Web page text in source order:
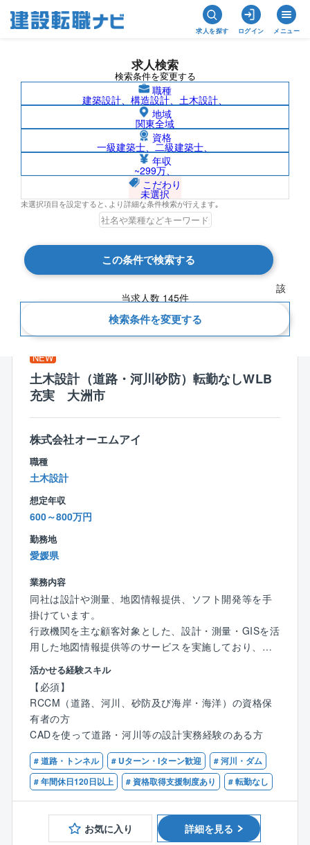
求人を探す ログイン メニュー
求人検索
検索条件を変更する
職種
建築設計、構造設計、土木設計、
地域
関東全域
資格
一級建築士、二級建築士、
年収
~299万、
こだわり
未選択
未選択項目を設定すると､より詳細な条件検索が行えます｡
この条件で検索する
該
当求人数 145件
検索条件を変更する
愛媛県の求人検索結果一覧
検索結果 145 件
現在の検索条件
NEW
土木設計（道路・河川砂防）転勤なしWLB
充実 大洲市
株式会社オーエムアイ
職種
土木設計
想定年収
600～800万円
勤務地
愛媛県
業務内容
同社は設計や測量、地図情報提供、ソフト開発等を手
掛けています。
行政機関を主な顧客対象とした、設計・測量・GISを活
用した地図情報提供等のサービスを実施しており、北
は岩手県、南は熊本県まで広いサービスエリアに発信
しています。独自に開発し特許を持つ『地図情報サー
ビスシステム』については、他社の追随を許さず、ま
すます需要が増加しています。行政機関からの依頼を
受けて、着実に受注業績を伸ばしています。
■「えひめが誇るスゴ技201選」にも同社の地理情報シ
ステムを用いた農政業務の支援システムが紹介されて
います。
【業務概要】
・官公庁から受注した道路や河川等の設計業務をお任
せします。
活かせる経験スキル
【必須】
RCCM（道路、河川、砂防及び海岸・海洋）の資格保
有者の方
CADを使って道路・河川等の設計実務経験のある方
# 道路・トンネル # Uターン・Iターン歓迎
# 河川・ダム
# 年間休日120日以上
# 資格取得支援制度あり # 転勤なし
お気に入り 詳細を見る